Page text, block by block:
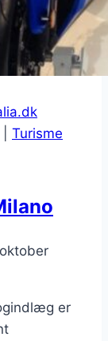
Turisme
er